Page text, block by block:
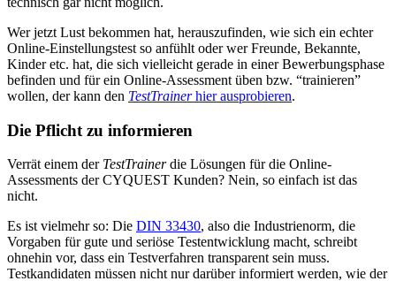
Wer jetzt Lust bekommen hat, herauszufinden, wie sich ein echter
Online-Einstellungstest so anfühlt oder wer Freunde, Bekannte,
Kinder etc. hat, die sich vielleicht gerade in einer Bewerbungsphase
befinden und für ein Online-Assessment üben bzw. “trainieren”
wollen, der kann den TestTrainerhier ausprobieren.
Die Pflicht zu informieren
Verrät einem der TestTrainerdie Lösungen für die Online-
Assessments der CYQUEST Kunden? Nein, so einfach ist das
nicht.
Es ist vielmehr so: Die DIN 33430, also die Industrienorm, die
Vorgaben für gute und seriöse Testentwicklung macht, schreibt
ohnehin vor, dass ein Testverfahren transparent sein muss.
Testkandidaten müssen nicht nur darüber informiert werden, wie der